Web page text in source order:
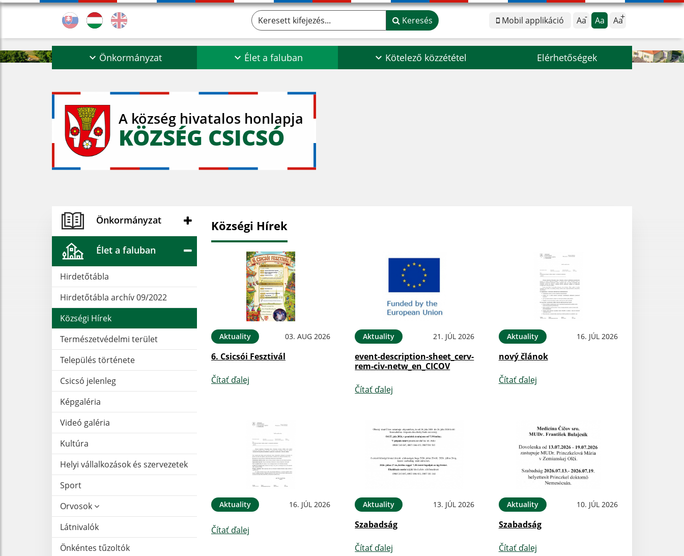
Mobil applikáció Aa Aa Aa
Keresett kifejezés... Keresés
Önkormányzat Élet a faluban Kötelező közzététel Elérhetőségek
A község hivatalos honlapja
KÖZSÉG CSICSÓ
Önkormányzat
Élet a faluban
Hirdetőtábla
Hirdetőtábla archív 09/2022
Községi Hírek
Természetvédelmi terület
Település története
Csicsó jelenleg
Képgaléria
Videó galéria
Kultúra
Helyi vállalkozások és szervezetek
Sport
Orvosok
Látnivalók
Önkéntes tűzoltók
Községi Hírek
Aktuality 03. AUG 2026
6. Csicsói Fesztivál
Čítať ďalej
Aktuality 21. JÚL 2026
event-description-sheet_cerv-
rem-civ-netw_en_CICOV
Čítať ďalej
Aktuality 16. JÚL 2026
nový článok
Čítať ďalej
Aktuality 16. JÚL 2026
Čítať ďalej
Aktuality 13. JÚL 2026
Szabadság
Čítať ďalej
Aktuality 10. JÚL 2026
Szabadság
Čítať ďalej